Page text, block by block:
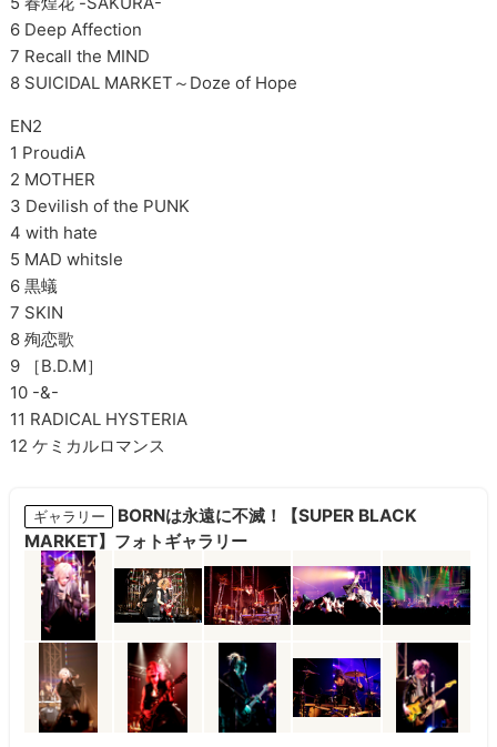
6 Deep Affection
7 Recall the MIND
8 SUICIDAL MARKET～Doze of Hope
EN2
1 ProudiA
2 MOTHER
3 Devilish of the PUNK
4 with hate
5 MAD whitsle
6 黒蟻
7 SKIN
8 殉恋歌
9 ［B.D.M］
10 -&-
11 RADICAL HYSTERIA
12 ケミカルロマンス
ギャラリー
BORNは永遠に不滅！【SUPER BLACK
MARKET】フォトギャラリー